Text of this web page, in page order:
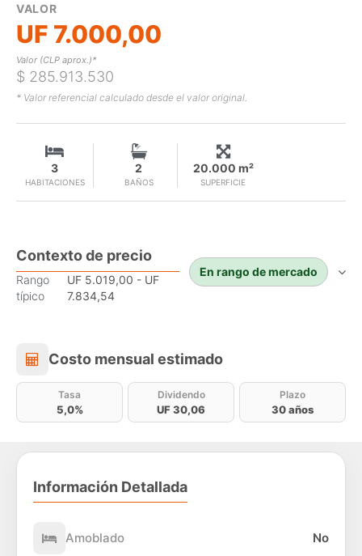
VALOR
UF 7.000,00
Valor (CLP aprox.)*
$ 285.913.530
* Valor referencial calculado desde el valor original.
HABITACIONES
3
BAÑOS
2
SUPERFICIE
20.000 m²
Contexto de precio
Rango
típico
UF 5.019,00 - UF
7.834,54
En rango de mercado
Costo mensual estimado
Costo mensual estimado
Tasa
5,0%
Dividendo
UF 30,06
Plazo
30 años
Información Detallada
Amoblado No